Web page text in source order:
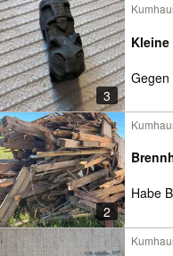
3
Gegen
2
Habe